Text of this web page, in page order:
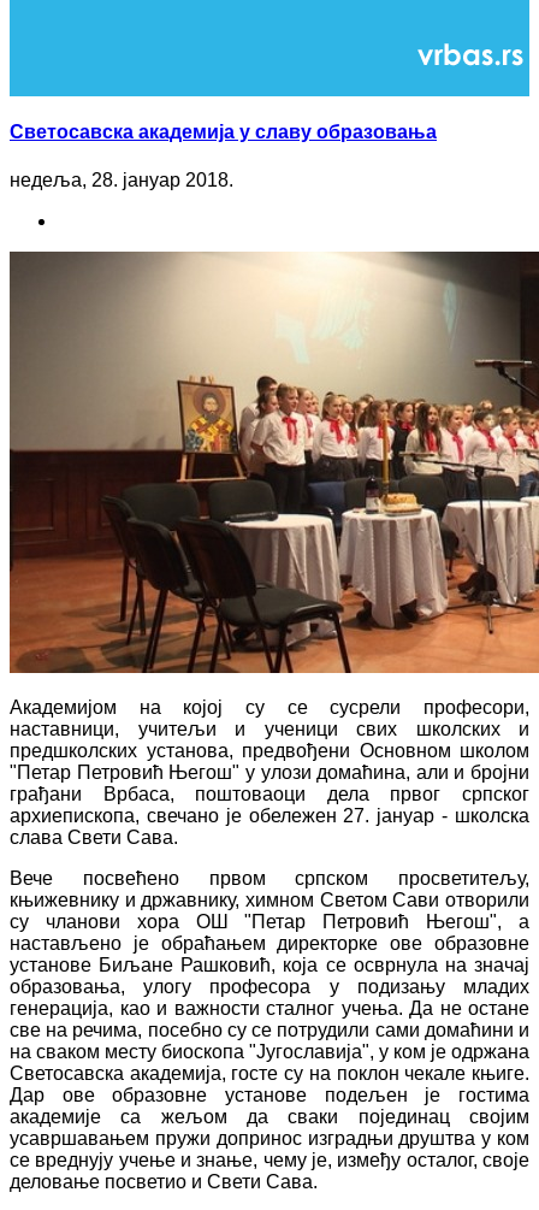
Светосавска академија у славу образовања
недеља, 28. јануар 2018.
Академијом на којој су се сусрели професори,
наставници, учитељи и ученици свих школских и
предшколских установа, предвођени Основном школом
"Петар Петровић Његош" у улози домаћина, али и бројни
грађани Врбаса, поштоваоци дела првог српског
архиепископа, свечано је обележен 27. јануар - школска
слава Свети Сава.
Вече посвећено првом српском просветитељу,
књижевнику и државнику, химном Светом Сави отворили
су чланови хора ОШ "Петар Петровић Његош", а
настављено је обраћањем директорке ове образовне
установе Биљане Рашковић, која се осврнула на значај
образовања, улогу професора у подизању младих
генерација, као и важности сталног учења. Да не остане
све на речима, посебно су се потрудили сами домаћини и
на сваком месту биоскопа "Југославија", у ком је одржана
Светосавска академија, госте су на поклон чекале књиге.
Дар ове образовне установе подељен је гостима
академије са жељом да сваки појединац својим
усавршавањем пружи допринос изградњи друштва у ком
се вреднују учење и знање, чему је, између осталог, своје
деловање посветио и Свети Сава.